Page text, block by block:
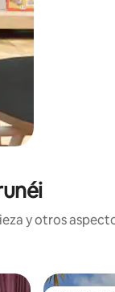
y otros